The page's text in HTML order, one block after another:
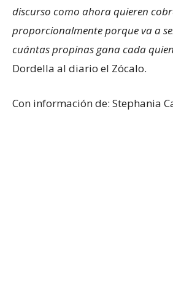
discurso como ahora quieren
proporcionalmente porque va a
cuántas propinas gana cada
Dordella al diario el Zócalo.
Con información de: Stephania